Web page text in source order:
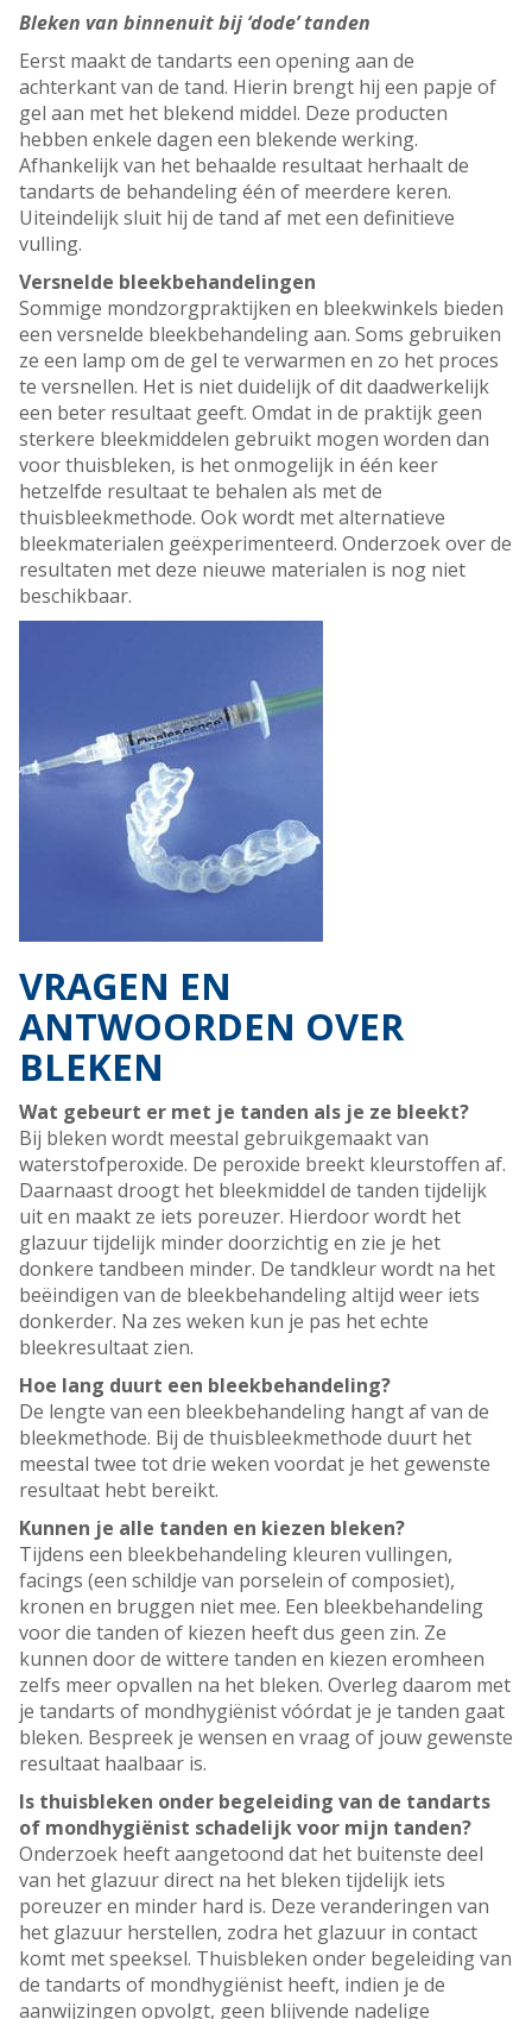
Bleken van binnenuit bij ‘dode’ tanden
Eerst maakt de tandarts een opening aan de
achterkant van de tand. Hierin brengt hij een papje of
gel aan met het blekend middel. Deze producten
hebben enkele dagen een blekende werking.
Afhankelijk van het behaalde resultaat herhaalt de
tandarts de behandeling één of meerdere keren.
Uiteindelijk sluit hij de tand af met een definitieve
vulling.
Versnelde bleekbehandelingen
Sommige mondzorgpraktijken en bleekwinkels bieden
een versnelde bleekbehandeling aan. Soms gebruiken
ze een lamp om de gel te verwarmen en zo het proces
te versnellen. Het is niet duidelijk of dit daadwerkelijk
een beter resultaat geeft. Omdat in de praktijk geen
sterkere bleekmiddelen gebruikt mogen worden dan
voor thuisbleken, is het onmogelijk in één keer
hetzelfde resultaat te behalen als met de
thuisbleekmethode. Ook wordt met alternatieve
bleekmaterialen geëxperimenteerd. Onderzoek over de
resultaten met deze nieuwe materialen is nog niet
beschikbaar.
VRAGEN EN
ANTWOORDEN OVER
BLEKEN
Wat gebeurt er met je tanden als je ze bleekt?
Bij bleken wordt meestal gebruikgemaakt van
waterstofperoxide. De peroxide breekt kleurstoffen af.
Daarnaast droogt het bleekmiddel de tanden tijdelijk
uit en maakt ze iets poreuzer. Hierdoor wordt het
glazuur tijdelijk minder doorzichtig en zie je het
donkere tandbeen minder. De tandkleur wordt na het
beëindigen van de bleekbehandeling altijd weer iets
donkerder. Na zes weken kun je pas het echte
bleekresultaat zien.
Hoe lang duurt een bleekbehandeling?
De lengte van een bleekbehandeling hangt af van de
bleekmethode. Bij de thuisbleekmethode duurt het
meestal twee tot drie weken voordat je het gewenste
resultaat hebt bereikt.
Kunnen je alle tanden en kiezen bleken?
Tijdens een bleekbehandeling kleuren vullingen,
facings (een schildje van porselein of composiet),
kronen en bruggen niet mee. Een bleekbehandeling
voor die tanden of kiezen heeft dus geen zin. Ze
kunnen door de wittere tanden en kiezen eromheen
zelfs meer opvallen na het bleken. Overleg daarom met
je tandarts of mondhygiënist vóórdat je je tanden gaat
bleken. Bespreek je wensen en vraag of jouw gewenste
resultaat haalbaar is.
Is thuisbleken onder begeleiding van de tandarts
of mondhygiënist schadelijk voor mijn tanden?
Onderzoek heeft aangetoond dat het buitenste deel
van het glazuur direct na het bleken tijdelijk iets
poreuzer en minder hard is. Deze veranderingen van
het glazuur herstellen, zodra het glazuur in contact
komt met speeksel. Thuisbleken onder begeleiding van
de tandarts of mondhygiënist heeft, indien je de
aanwijzingen opvolgt, geen blijvende nadelige